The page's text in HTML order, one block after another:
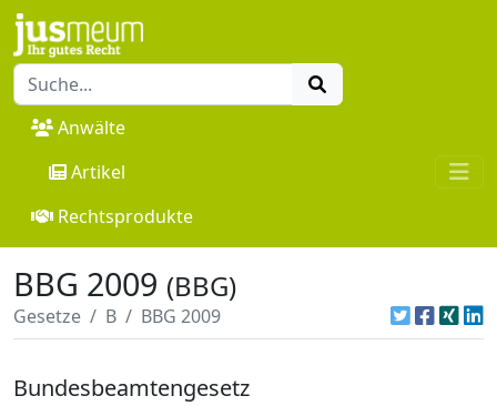
Anwälte
Artikel
Rechtsprodukte
BBG 2009 (BBG)
Gesetze B BBG 2009
Bundesbeamtengesetz